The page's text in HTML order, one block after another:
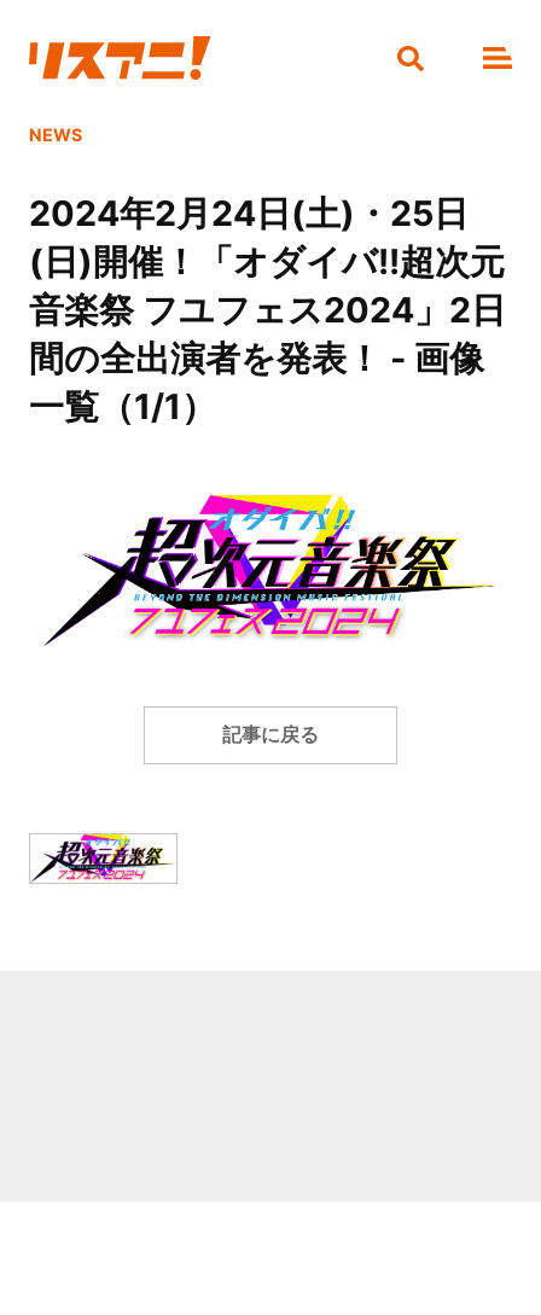
NEWS
2024年2月24日(土)・25日
(日)開催！「オダイバ!!超次元
音楽祭 フユフェス2024」2日
間の全出演者を発表！ - 画像
一覧（1/1）
記事に戻る